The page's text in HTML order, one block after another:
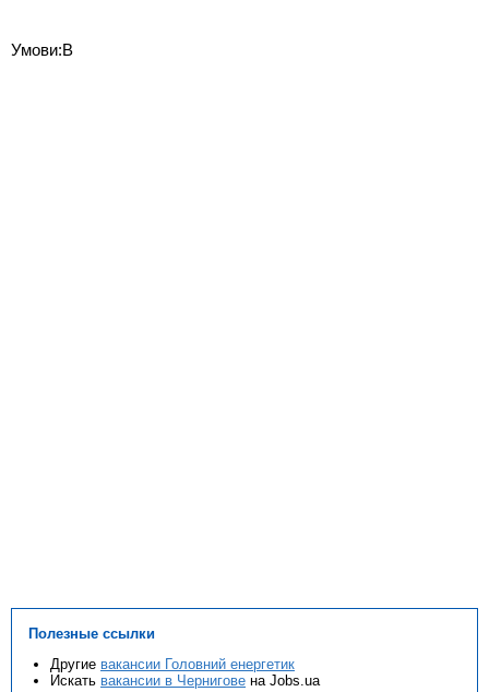
Умови:В
Полезные ссылки
Другие вакансии Головний енергетик
Искать вакансии в Чернигове на Jobs.ua